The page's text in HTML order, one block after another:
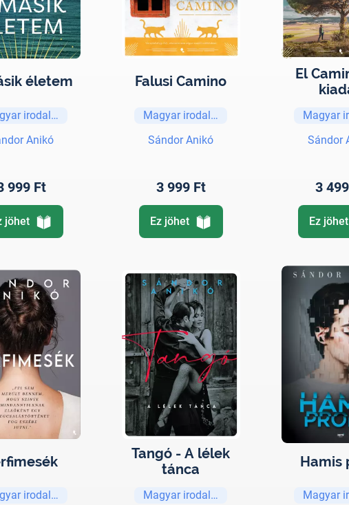
életem
irodalom
Anikó
999 Ft
jöhet
Falusi Camino
Magyar irodalom
Sándor Anikó
3 999 Ft
Ez jöhet
El
Magyar
Sándor
3
Ez jöhet
irodalom
Tangó - A lélek
tánca
Magyar irodalom
Hamis
Magyar